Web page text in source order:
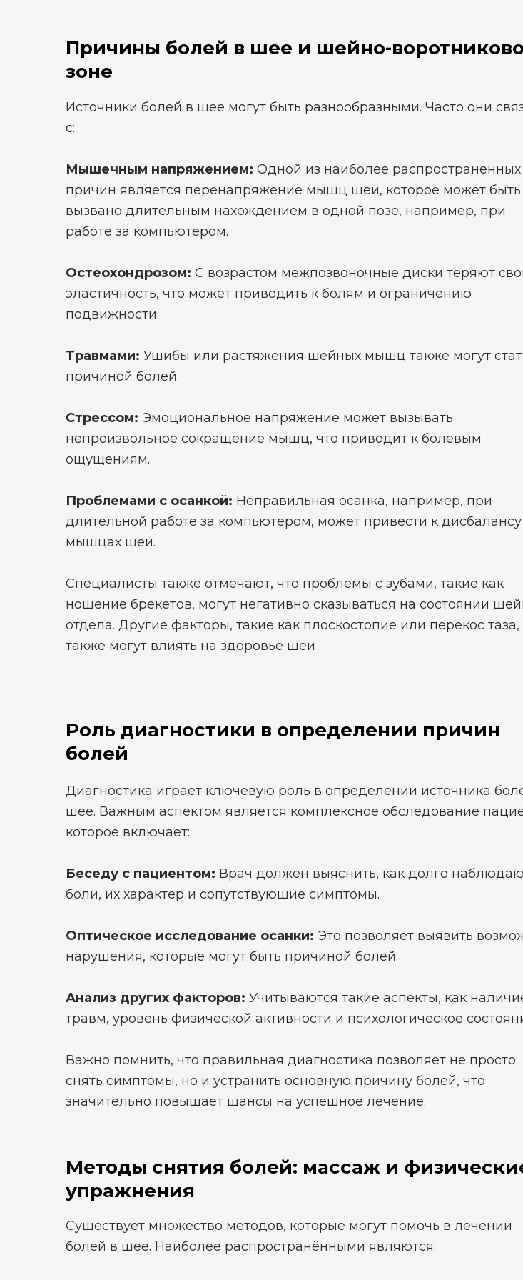
Роль диагностики в определении причин
болей
Причины болей в шее и шейно-
зоне
Источники болей в шее могут быть разнообразными. Часто они
с:
Мышечным напряжением: Одной из наиболее распространенных
причин является перенапряжение мышц шеи, которое может быть
вызвано длительным нахождением в одной позе, например, при
работе за компьютером.
Остеохондрозом: С возрастом межпозвоночные диски теряют
эластичность, что может приводить к болям и ограничению
подвижности.
Травмами: Ушибы или растяжения шейных мышц также могут
причиной болей.
Стрессом: Эмоциональное напряжение может вызывать
непроизвольное сокращение мышц, что приводит к болевым
ощущениям.
Проблемами с осанкой: Неправильная осанка, например, при
длительной работе за компьютером, может привести к
мышцах шеи.
Специалисты также отмечают, что проблемы с зубами, такие как
ношение брекетов, могут негативно сказываться на состоянии
отдела. Другие факторы, такие как плоскостопие или перекос таза,
также могут влиять на здоровье шеи
Диагностика играет ключевую роль в определении источника
шее. Важным аспектом является комплексное обследование
которое включает:
Беседу с пациентом: Врач должен выяснить, как долго
боли, их характер и сопутствующие симптомы.
Оптическое исследование осанки: Это позволяет выявить
нарушения, которые могут быть причиной болей.
Анализ других факторов: Учитываются такие аспекты, как
травм, уровень физической активности и психологическое
Важно помнить, что правильная диагностика позволяет не просто
снять симптомы, но и устранить основную причину болей, что
значительно повышает шансы на успешное лечение.
Методы снятия болей: массаж и
упражнения
Существует множество методов, которые могут помочь в лечении
болей в шее. Наиболее распространёнными являются: